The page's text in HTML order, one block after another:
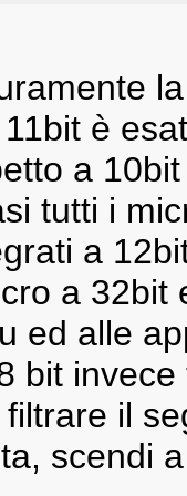
è
a
tutti i
a
a 32bit
ed alle
bit
filtrare il
scendi